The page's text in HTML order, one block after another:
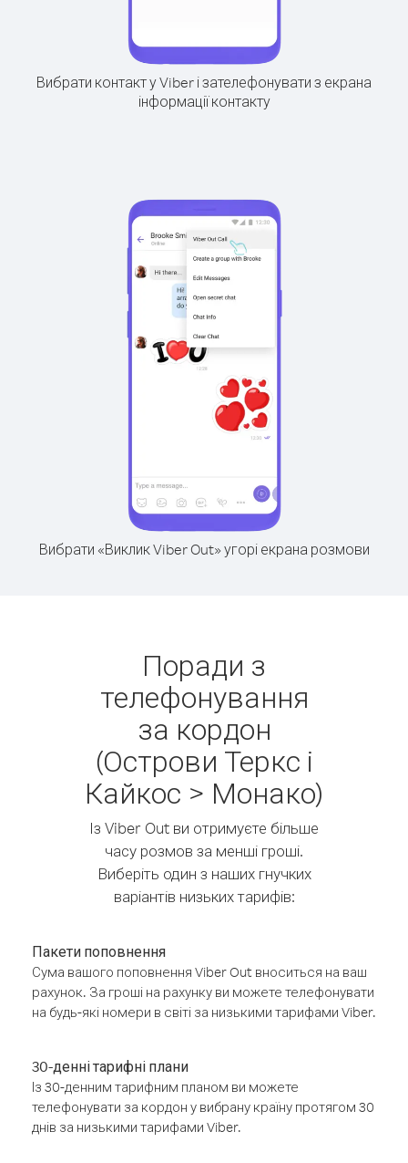
Вибрати контакт у Viber і зателефонувати з екрана
інформації контакту
Вибрати «Виклик Viber Out» угорі екрана розмови
Поради з
телефонування
за кордон
(Острови Теркс і
Кайкос > Монако)
Із Viber Out ви отримуєте більше
часу розмов за менші гроші.
Виберіть один з наших гнучких
варіантів низьких тарифів:
Пакети поповнення
Сума вашого поповнення Viber Out вноситься на ваш
рахунок. За гроші на рахунку ви можете телефонувати
на будь-які номери в світі за низькими тарифами Viber.
30-денні тарифні плани
Із 30-денним тарифним планом ви можете
телефонувати за кордон у вибрану країну протягом 30
днів за низькими тарифами Viber.